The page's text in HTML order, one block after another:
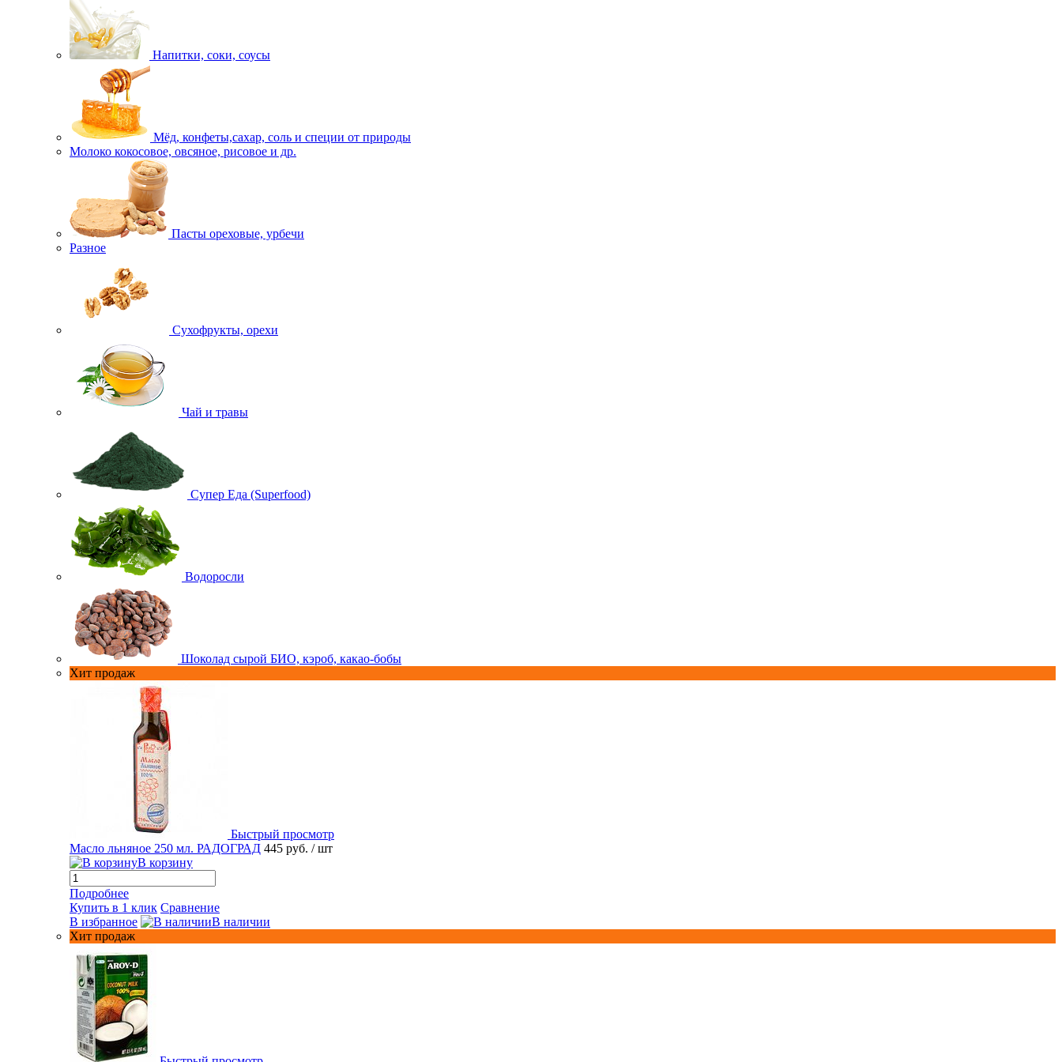
Напитки, соки, соусы
Мёд, конфеты,сахар, соль и специи от природы
Молоко кокосовое, овсяное, рисовое и др.
Пасты ореховые, урбечи
Разное
Сухофрукты, орехи
Чай и травы
Супер Еда (Superfood)
Водоросли
Шоколад сырой БИО, кэроб, какао-бобы
Хит продаж
Быстрый просмотр
Масло льняное 250 мл. РАДОГРАД 445 руб. / шт
В корзину
Подробнее
Купить в 1 клик Сравнение
В избранное
В наличии
Хит продаж